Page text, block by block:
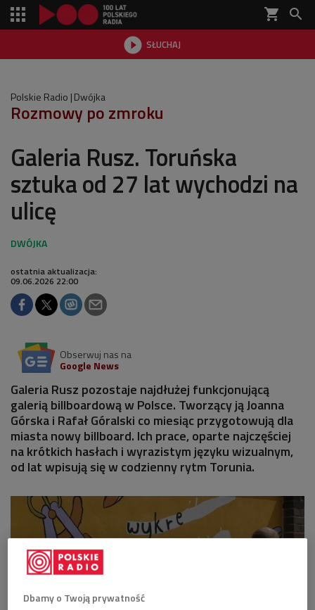
shopping_cart 
 SŁUCHAJ

Polskie Radio Dwójka
Rozmowy po zmroku
Galeria Rusz. Toruńska
sztuka od 27 lat wychodzi na
ulicę
ostatnia aktualizacja:
09.06.2026 22:00
Obserwuj nas na
Google News
Galeria Rusz pozostaje najdłużej funkcjonującą
galerią billboardową w Polsce. Tworzący ją Joanna
Górska i Rafał Góralski co miesiąc przygotowują dla
miasta nowy billboard. Ich prace, oparte najczęściej
na krótkich hasłach i wyrazistym języku wizualnym,
od lat wpisują się w codzienny rytm Torunia.
Dbamy o Twoją prywatność